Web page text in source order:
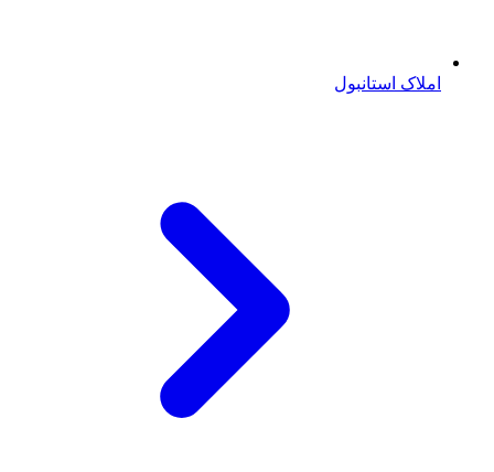
املاک استانبول